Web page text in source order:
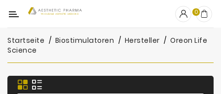
Kategorie
OUTLET
Fillers
Biostimulatoren
0
Startseite Biostimulatoren Hersteller
Oreon Life
Science